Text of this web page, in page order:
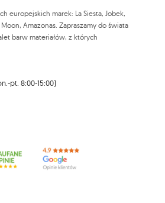
ODO
europejskich marek: La Siesta, Jobek,
Amazonas. Zapraszamy do świata
barw materiałów, z których
pt. 8:00-15:00)